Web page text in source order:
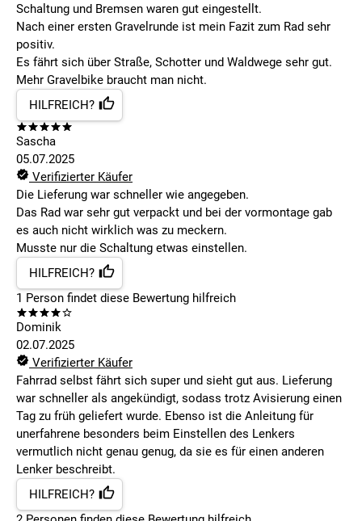
Schaltung und Bremsen waren gut eingestellt.
Nach einer ersten Gravelrunde ist mein Fazit zum Rad sehr
positiv.
Es fährt sich über Straße, Schotter und Waldwege sehr gut.
Mehr Gravelbike braucht man nicht.
HILFREICH?
Sascha
05.07.2025
Verifizierter Käufer
Die Lieferung war schneller wie angegeben.
Das Rad war sehr gut verpackt und bei der vormontage gab
es auch nicht wirklich was zu meckern.
Musste nur die Schaltung etwas einstellen.
HILFREICH?
1 Person findet diese Bewertung hilfreich
Dominik
02.07.2025
Verifizierter Käufer
Fahrrad selbst fährt sich super und sieht gut aus. Lieferung
war schneller als angekündigt, sodass trotz Avisierung einen
Tag zu früh geliefert wurde. Ebenso ist die Anleitung für
unerfahrene besonders beim Einstellen des Lenkers
vermutlich nicht genau genug, da sie es für einen anderen
Lenker beschreibt.
HILFREICH?